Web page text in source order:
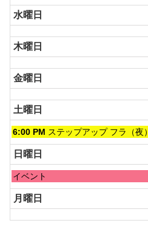
水曜日
木曜日
金曜日
土曜日
土
曜
日,
8
月
29th
2026
6:00 PM ステップアップ フラ（夜）
日曜日
日
曜
日,
8
月
イベント
月曜日